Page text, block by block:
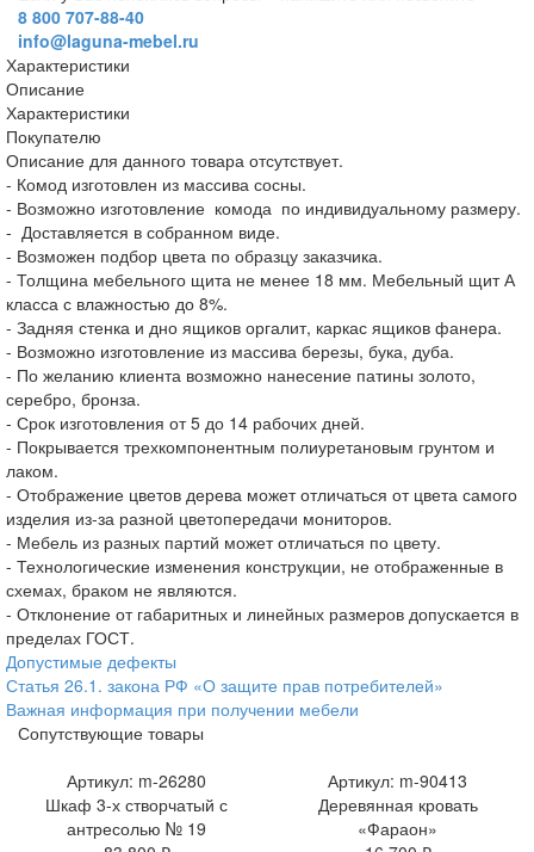
8 800 707-88-40
info@laguna-mebel.ru
Характеристики
Описание
Характеристики
Покупателю
Описание для данного товара отсутствует.
- Комод изготовлен из массива сосны.
- Возможно изготовление комода по индивидуальному размеру.
- Доставляется в собранном виде.
- Возможен подбор цвета по образцу заказчика.
- Толщина мебельного щита не менее 18 мм. Мебельный щит А
класса с влажностью до 8%.
- Задняя стенка и дно ящиков оргалит, каркас ящиков фанера.
- Возможно изготовление из массива березы, бука, дуба.
- По желанию клиента возможно нанесение патины золото,
серебро, бронза.
- Срок изготовления от 5 до 14 рабочих дней.
- Покрывается трехкомпонентным полиуретановым грунтом и
лаком.
- Отображение цветов дерева может отличаться от цвета самого
изделия из-за разной цветопередачи мониторов.
- Мебель из разных партий может отличаться по цвету.
- Технологические изменения конструкции, не отображенные в
схемах, браком не являются.
- Отклонение от габаритных и линейных размеров допускается в
пределах ГОСТ.
Допустимые дефекты
Статья 26.1. закона РФ «О защите прав потребителей»
Важная информация при получении мебели
Сопутствующие товары
Артикул: m-26280
Шкаф 3-х створчатый с
антресолью № 19
Артикул: m-90413
Деревянная кровать
«Фараон»